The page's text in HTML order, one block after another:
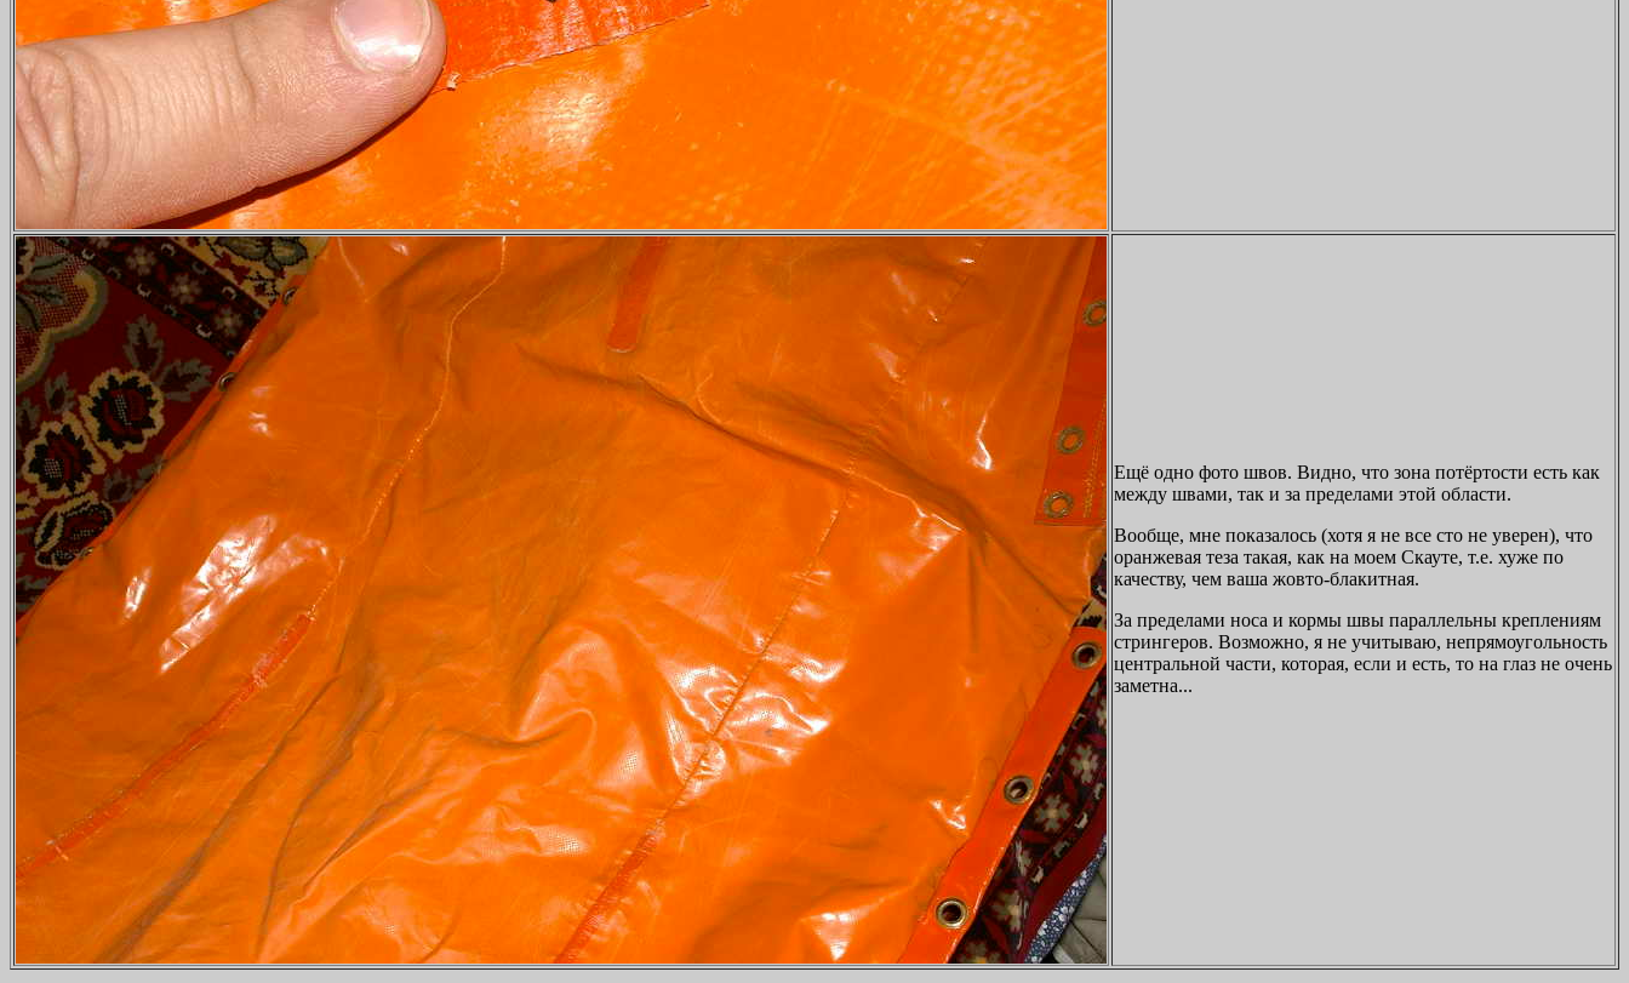
Ещё одно фото швов. Видно, что зона потёртости есть как
между швами, так и за пределами этой области.
Вообще, мне показалось (хотя я не все сто не уверен), что
оранжевая теза такая, как на моем Скауте, т.е. хуже по
качеству, чем ваша жовто-блакитная.
За пределами носа и кормы швы параллельны креплениям
стрингеров. Возможно, я не учитываю, непрямоугольность
центральной части, которая, если и есть, то на глаз не очень
заметна...